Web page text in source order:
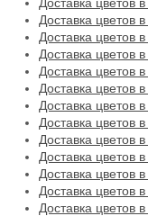
Доставка цветов
Доставка цветов
Доставка цветов
Доставка цветов
Доставка цветов
Доставка цветов
Доставка цветов
Доставка цветов
Доставка цветов
Доставка цветов
Доставка цветов
Доставка цветов